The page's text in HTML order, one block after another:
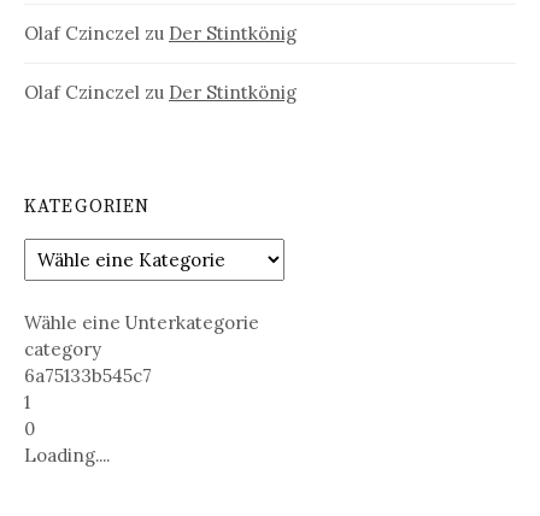
Olaf Czinczel zu Der Stintkönig
Olaf Czinczel zu Der Stintkönig
KATEGORIEN
Wähle eine Unterkategorie
category
6a75133b545c7
1
0
Loading....